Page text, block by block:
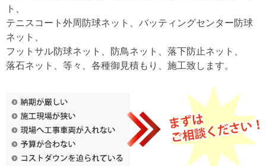
ト、
テニスコート外周防球ネット、バッティングセンター防球
ネット、
フットサル防球ネット、防鳥ネット、落下防止ネット、
落石ネット、等々、各種御見積もり、施工致します。